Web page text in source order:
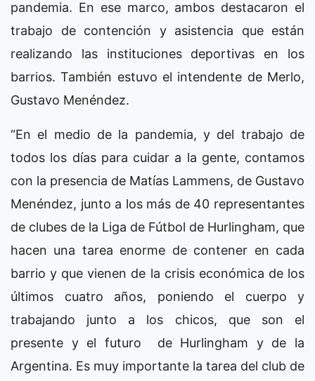
pandemia. En ese marco, ambos destacaron el
trabajo de contención y asistencia que están
realizando las instituciones deportivas en los
barrios. También estuvo el intendente de Merlo,
Gustavo Menéndez.
“En el medio de la pandemia, y del trabajo de
todos los días para cuidar a la gente, contamos
con la presencia de Matías Lammens, de Gustavo
Menéndez, junto a los más de 40 representantes
de clubes de la Liga de Fútbol de Hurlingham, que
hacen una tarea enorme de contener en cada
barrio y que vienen de la crisis económica de los
últimos cuatro años, poniendo el cuerpo y
trabajando junto a los chicos, que son el
presente y el futuro de Hurlingham y de la
Argentina. Es muy importante la tarea del club de